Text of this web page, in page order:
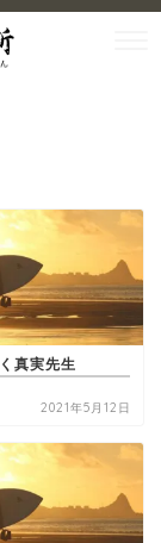
真実先生
2021年5月12日